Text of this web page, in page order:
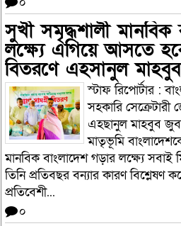
সুখী সমৃদ্ধশালী মানবিক
লক্ষ্যে এগিয়ে আসতে
বিতরণে এহসানুল
স্টাফ রিপোর্টার :
সহকারি
এহছানুল মাহবুব
মাতৃভূমি
মানবিক বাংলাদেশ গড়ার লক্ষ্যে
তিনি প্রতিবছর বন্যার কারণ বিশ্লেষণ
প্রতিবেশী...
০